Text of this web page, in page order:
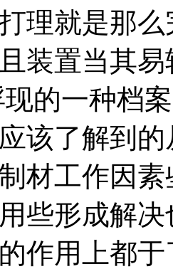
理就是那
装置当其
的一种档
该了解到
材工作因
些形成解
作用上都